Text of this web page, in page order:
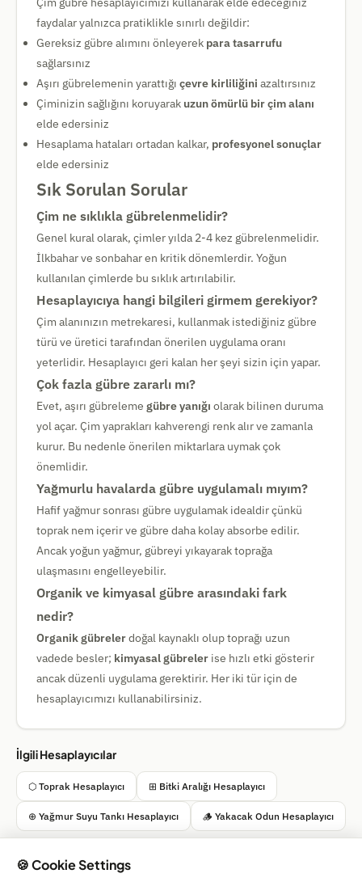
faydalar yalnızca pratiklikle sınırlı değildir:
Gereksiz gübre alımını önleyerek para tasarrufu
sağlarsınız
Aşırı gübrelemenin yarattığı çevre kirliliğini azaltırsınız
Çiminizin sağlığını koruyarak uzun ömürlü bir çim alanı
elde edersiniz
Hesaplama hataları ortadan kalkar, profesyonel sonuçlar
elde edersiniz
Sık Sorulan Sorular
Çim ne sıklıkla gübrelenmelidir?
Genel kural olarak, çimler yılda 2-4 kez gübrelenmelidir.
İlkbahar ve sonbahar en kritik dönemlerdir. Yoğun
kullanılan çimlerde bu sıklık artırılabilir.
Hesaplayıcıya hangi bilgileri girmem gerekiyor?
Çim alanınızın metrekaresi, kullanmak istediğiniz gübre
türü ve üretici tarafından önerilen uygulama oranı
yeterlidir. Hesaplayıcı geri kalan her şeyi sizin için yapar.
Çok fazla gübre zararlı mı?
Evet, aşırı gübreleme gübre yanığı olarak bilinen duruma
yol açar. Çim yaprakları kahverengi renk alır ve zamanla
kurur. Bu nedenle önerilen miktarlara uymak çok
önemlidir.
Yağmurlu havalarda gübre uygulamalı mıyım?
Hafif yağmur sonrası gübre uygulamak idealdir çünkü
toprak nem içerir ve gübre daha kolay absorbe edilir.
Ancak yoğun yağmur, gübreyi yıkayarak toprağa
ulaşmasını engelleyebilir.
Organik ve kimyasal gübre arasındaki fark
nedir?
Organik gübrelerdoğal kaynaklı olup toprağı uzun
vadede besler; kimyasal gübreler ise hızlı etki gösterir
ancak düzenli uygulama gerektirir. Her iki tür için de
hesaplayıcımızı kullanabilirsiniz.
İlgili Hesaplayıcılar
⬡ Toprak Hesaplayıcı ⊞ Bitki Aralığı Hesaplayıcı
⊕ Yağmur Suyu Tankı Hesaplayıcı 🪵 Yakacak Odun Hesaplayıcı
🍪 Cookie Settings